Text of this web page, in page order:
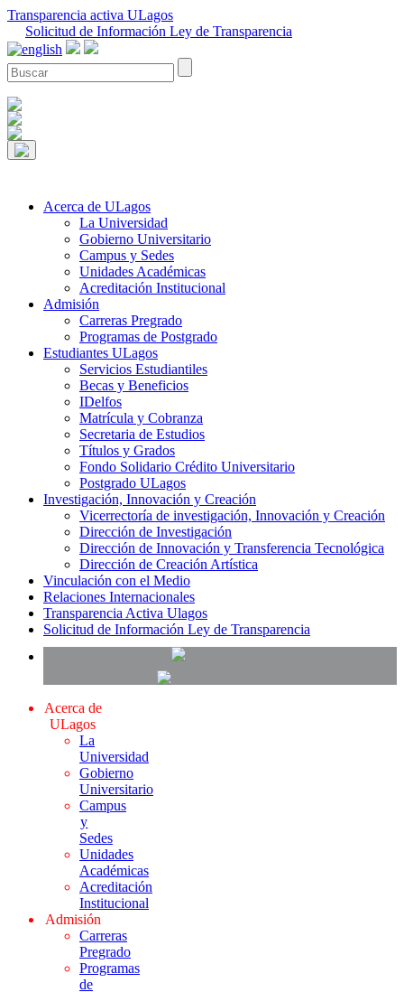
Transparencia activa ULagos
Solicitud de Información Ley de Transparencia
Acerca de ULagos
La Universidad
Gobierno Universitario
Campus y Sedes
Unidades Académicas
Acreditación Institucional
Admisión
Carreras Pregrado
Programas de Postgrado
Estudiantes ULagos
Servicios Estudiantiles
Becas y Beneficios
IDelfos
Matrícula y Cobranza
Secretaria de Estudios
Títulos y Grados
Fondo Solidario Crédito Universitario
Postgrado ULagos
Investigación, Innovación y Creación
Vicerrectoría de investigación, Innovación y Creación
Dirección de Investigación
Dirección de Innovación y Transferencia Tecnológica
Dirección de Creación Artística
Vinculación con el Medio
Relaciones Internacionales
Transparencia Activa Ulagos
Solicitud de Información Ley de Transparencia
Acerca de
ULagos
La
Universidad
Gobierno
Universitario
Campus
y
Sedes
Unidades
Académicas
Acreditación
Institucional
Admisión
Carreras
Pregrado
Programas
de